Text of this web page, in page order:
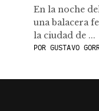
En la noche
una balacera
la ciudad de ...
POR GUSTAVO